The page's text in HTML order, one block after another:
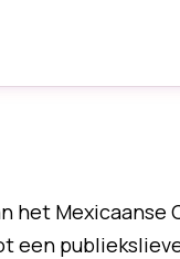
het Mexicaanse
een